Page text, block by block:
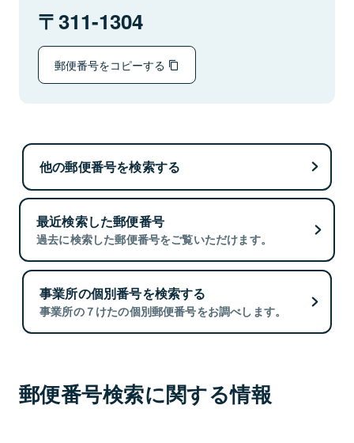
311-1304
郵便番号をコピーする
他の郵便番号を検索する
最近検索した郵便番号
過去に検索した郵便番号をご覧いただけます。
事業所の個別番号を検索する
事業所の７けたの個別郵便番号をお調べします。
郵便番号検索に関する情報